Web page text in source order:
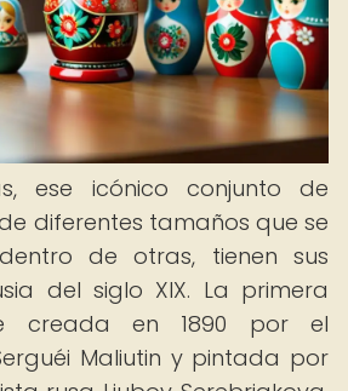
ese icónico conjunto de
diferentes tamaños que se
de otras, tienen sus
del siglo XIX. La primera
creada en 1890 por el
Maliutin y pintada por